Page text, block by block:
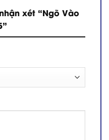
xét “Ngõ Vào